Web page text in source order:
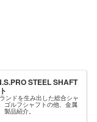
STEEL SHAFT
ンドを生み出した総合シャ
ゴルフシャフトの他、金属
品紹介。